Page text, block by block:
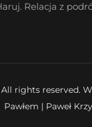
Relacja z
All rights reserved.
Pawłem | Paweł